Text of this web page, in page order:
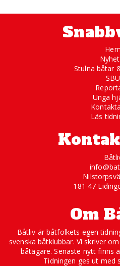
Hem
Stulna båtar
SBU
Unga
Läs
181 47
Om
Båtliv är båtfolkets egen
svenska båtklubbar. Vi skriver
båtägare. Senaste nytt finns
Tidningen ges ut med